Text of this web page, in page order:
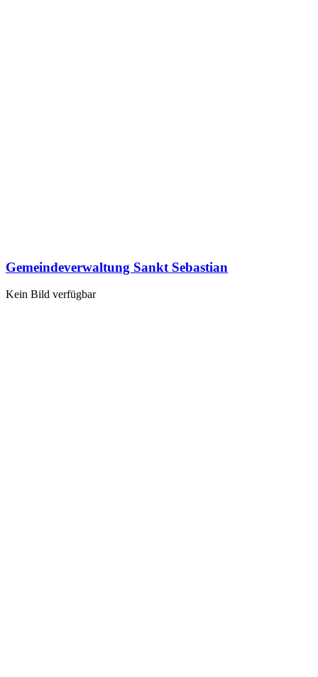
Gemeindeverwaltung Sankt Sebastian
Kein Bild verfügbar